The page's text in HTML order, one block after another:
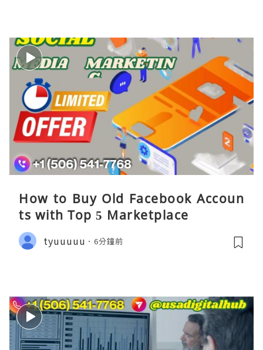
How to Buy Old Facebook Accoun
ts​ with Top 5 Marketplace
tyuuuuu 6分鐘前